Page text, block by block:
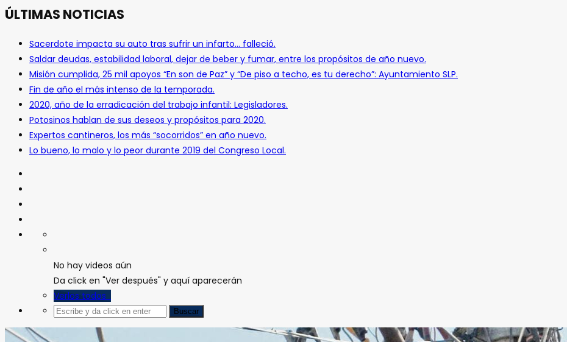
ÚLTIMAS NOTICIAS
Sacerdote impacta su auto tras sufrir un infarto… falleció.
Saldar deudas, estabilidad laboral, dejar de beber y fumar, entre los propósitos de año nuevo.
Misión cumplida, 25 mil apoyos “En son de Paz” y “De piso a techo, es tu derecho”: Ayuntamiento SLP.
Fin de año el más intenso de la temporada.
2020, año de la erradicación del trabajo infantil: Legisladores.
Potosinos hablan de sus deseos y propósitos para 2020.
Expertos cantineros, los más “socorridos” en año nuevo.
Lo bueno, lo malo y lo peor durante 2019 del Congreso Local.
No hay videos aún
Da click en "Ver después" y aquí aparecerán
Verlos todos